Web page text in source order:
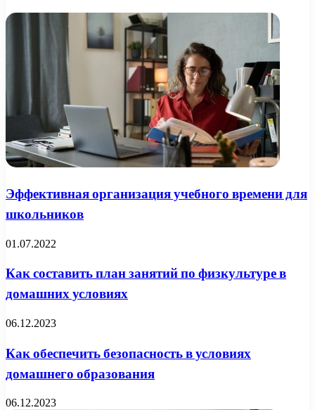
Эффективная организация учебного времени для
школьников
01.07.2022
Как составить план занятий по физкультуре в
домашних условиях
06.12.2023
Как обеспечить безопасность в условиях
домашнего образования
06.12.2023